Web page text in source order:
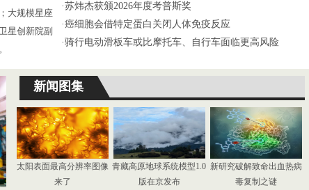
大规模星座
星创新院副
·苏炜杰获颁2026年度考普斯奖
·癌细胞会借特定蛋白关闭人体免疫反应
·骑行电动滑板车或比摩托车、自行车面临更高风险
新闻图集
太阳表面最高分辨率图像
来了
青藏高原地球系统模型1.0
版在京发布
新研究破解致命出血热病
毒复制之谜